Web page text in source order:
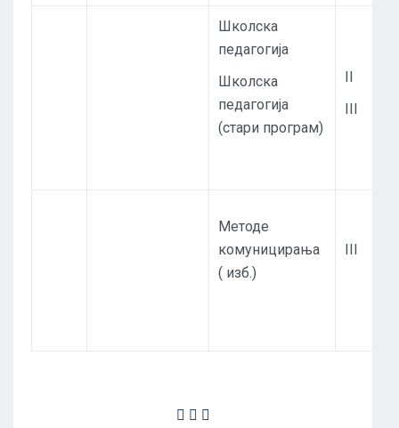
Школска
педагогија
Школска
педагогија
(стари програм)
II
III
Методе
комуницирања
( изб.)
III